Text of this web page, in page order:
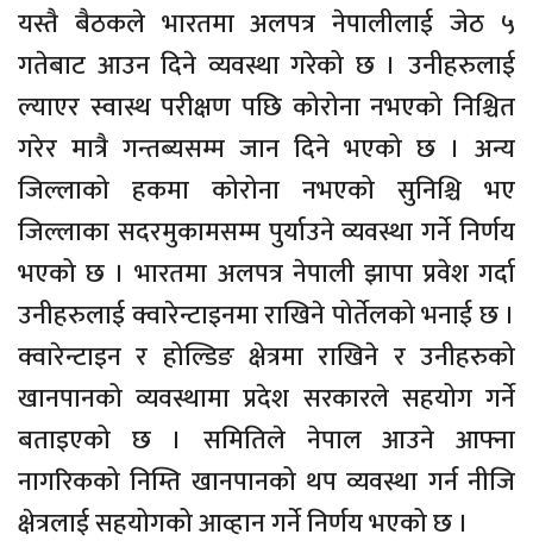
यस्तै बैठकले भारतमा अलपत्र नेपालीलाई जेठ ५
गतेबाट आउन दिने व्यवस्था गरेको छ । उनीहरुलाई
ल्याएर स्वास्थ परीक्षण पछि कोरोना नभएको निश्चित
गरेर मात्रै गन्तब्यसम्म जान दिने भएको छ । अन्य
जिल्लाको हकमा कोरोना नभएको सुनिश्चि भए
जिल्लाका सदरमुकामसम्म पुर्याउने व्यवस्था गर्ने निर्णय
भएको छ । भारतमा अलपत्र नेपाली झापा प्रवेश गर्दा
उनीहरुलाई क्वारेन्टाइनमा राखिने पोर्तेलको भनाई छ ।
क्वारेन्टाइन र होल्डिङ क्षेत्रमा राखिने र उनीहरुको
खानपानको व्यवस्थामा प्रदेश सरकारले सहयोग गर्ने
बताइएको छ । समितिले नेपाल आउने आफ्ना
नागरिकको निम्ति खानपानको थप व्यवस्था गर्न नीजि
क्षेत्रलाई सहयोगको आव्हान गर्ने निर्णय भएको छ ।